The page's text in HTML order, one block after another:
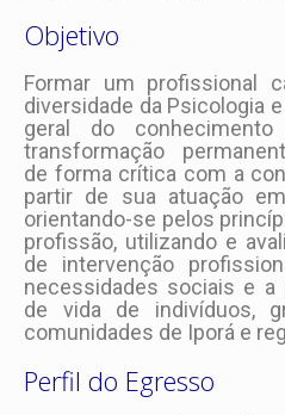
Objetivo
Formar um profissional
diversidade da Psicologia
geral do
transformação
de forma crítica com a
partir de sua atuação
orientando-se pelos
profissão, utilizando e
de intervenção
necessidades sociais e a
de vida de indivíduos,
comunidades de Iporá e
Perfil do Egresso